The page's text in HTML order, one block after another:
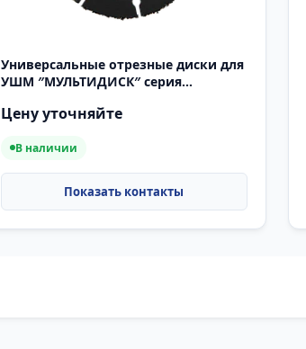
Универсальные отрезные диски для
УШМ ″МУЛЬТИДИСК″ серия
Цену уточняйте
В наличии